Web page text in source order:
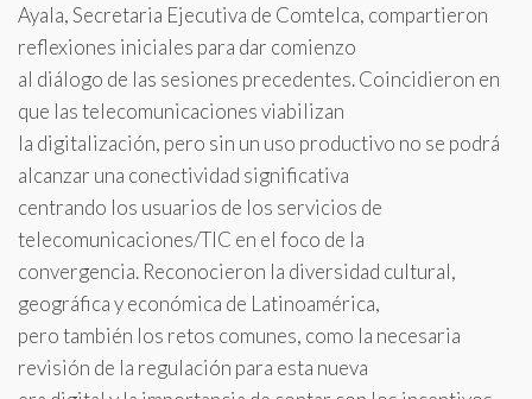
Ayala, Secretaria Ejecutiva de Comtelca, compartieron
reflexiones iniciales para dar comienzo
al diálogo de las sesiones precedentes. Coincidieron en
que las telecomunicaciones viabilizan
la digitalización, pero sin un uso productivo no se podrá
alcanzar una conectividad significativa
centrando los usuarios de los servicios de
telecomunicaciones/TIC en el foco de la
convergencia. Reconocieron la diversidad cultural,
geográfica y económica de Latinoamérica,
pero también los retos comunes, como la necesaria
revisión de la regulación para esta nueva